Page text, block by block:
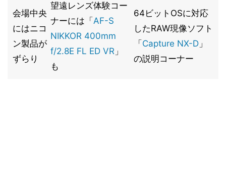
会場中央
にはニコ
ン製品が
ずらり
望遠レンズ体験コー
ナーには「 AF-S
NIKKOR 400mm
f/2.8E FL ED VR 」
も
64ビットOSに対応
したRAW現像ソフト
「 Capture NX-D 」
の説明コーナー